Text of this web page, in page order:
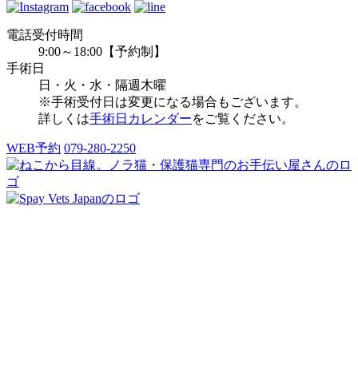
電話受付時間
9:00～18:00 【予約制】
手術日
日・火・水・隔週木曜
※手術受付日は変更になる場合もございます。
詳しくは手術日カレンダーをご覧ください。
WEB予約 079-280-2250